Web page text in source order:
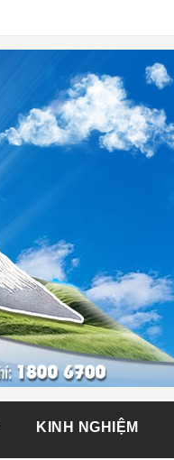
KINH NGHIỆM